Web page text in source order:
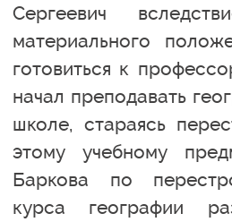
Сергеевич
материального
готовиться к
начал преподавать
школе, стараясь
этому учебному
Баркова по
курса географии